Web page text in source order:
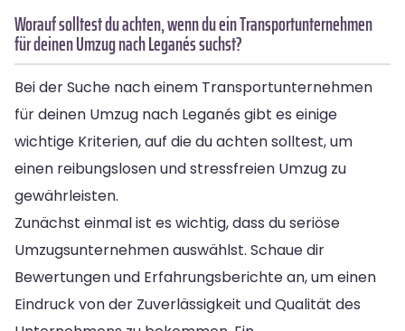
Worauf solltest du achten, wenn du ein Transportunternehmen
für deinen Umzug nach Leganés suchst?
Bei der Suche nach einem Transportunternehmen
für deinen Umzug nach Leganés gibt es einige
wichtige Kriterien, auf die du achten solltest, um
einen reibungslosen und stressfreien Umzug zu
gewährleisten.
Zunächst einmal ist es wichtig, dass du seriöse
Umzugsunternehmen auswählst. Schaue dir
Bewertungen und Erfahrungsberichte an, um einen
Eindruck von der Zuverlässigkeit und Qualität des